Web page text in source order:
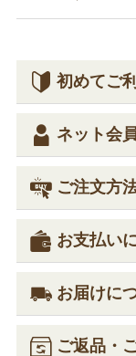
初めてご
ネット会
ご注文方
お支払い
お届けに
ご返品・